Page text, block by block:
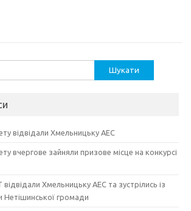
відвідали Хмельницьку АЕС
вчергове зайняли призове місце на конкурсі
Хмельницьку АЕС та зустрілись із
Нетішинської громади